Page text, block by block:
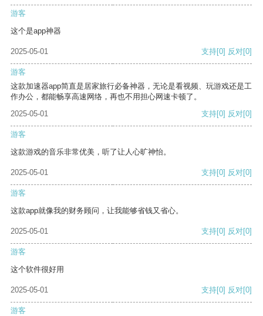
游客
这个是app神器
2025-05-01 支持[0] 反对[0]
游客
这款加速器app简直是居家旅行必备神器，无论是看视频、玩游戏还是工
作办公，都能畅享高速网络，再也不用担心网速卡顿了。
2025-05-01
支持[0] 反对[0]
游客
这款游戏的音乐非常优美，听了让人心旷神怡。
2025-05-01 支持[0] 反对[0]
游客
这款app就像我的财务顾问，让我能够省钱又省心。
2025-05-01 支持[0] 反对[0]
游客
这个软件很好用
2025-05-01 支持[0] 反对[0]
游客